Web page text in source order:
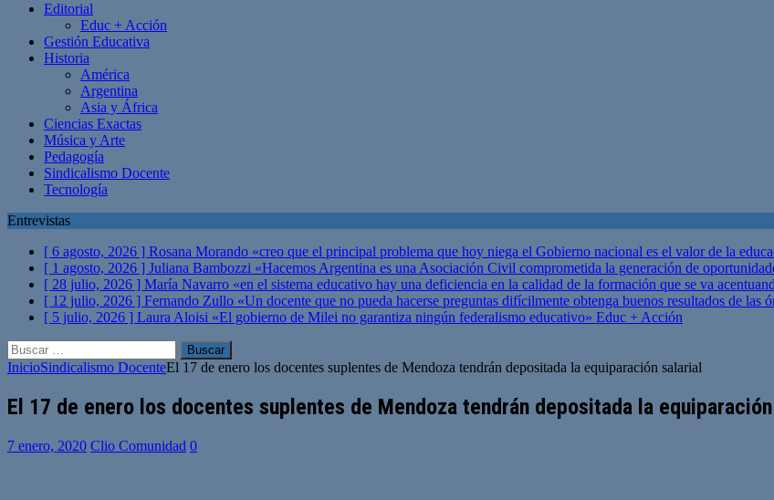
Editorial
Educ + Acción
Gestión Educativa
Historia
América
Argentina
Asia y África
Ciencias Exactas
Música y Arte
Pedagogía
Sindicalismo Docente
Tecnología
Entrevistas
[ 6 agosto, 2026 ] Rosana Morando «creo que el principal problema que hoy niega el Gobierno nacional es el valor de la
[ 1 agosto, 2026 ] Juliana Bambozzi «Hacemos Argentina es una Asociación Civil comprometida la generación de
[ 28 julio, 2026 ] María Navarro «en el sistema educativo hay una deficiencia en la calidad de la formación que se va
[ 12 julio, 2026 ] Fernando Zullo «Un docente que no pueda hacerse preguntas difícilmente obtenga buenos resultados de las
[ 5 julio, 2026 ] Laura Aloisi «El gobierno de Milei no garantiza ningún federalismo educativo» Educ + Acción
Buscar:
InicioSindicalismo DocenteEl 17 de enero los docentes suplentes de Mendoza tendrán depositada la equiparación salarial
El 17 de enero los docentes suplentes de Mendoza tendrán depositada la
7 enero, 2020 Clio Comunidad 0